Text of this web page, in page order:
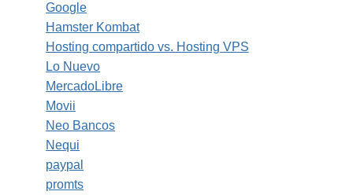
Google
Hamster Kombat
Hosting compartido vs. Hosting VPS
Lo Nuevo
MercadoLibre
Movii
Neo Bancos
Nequi
paypal
promts